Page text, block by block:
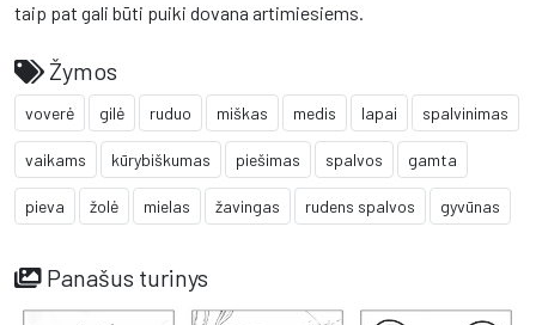
taip pat gali būti puiki dovana artimiesiems.
Žymos
voverė gilė ruduo miškas medis lapai spalvinimas
vaikams kūrybiškumas piešimas spalvos gamta
pieva žolė mielas žavingas rudens spalvos gyvūnas
Panašus turinys